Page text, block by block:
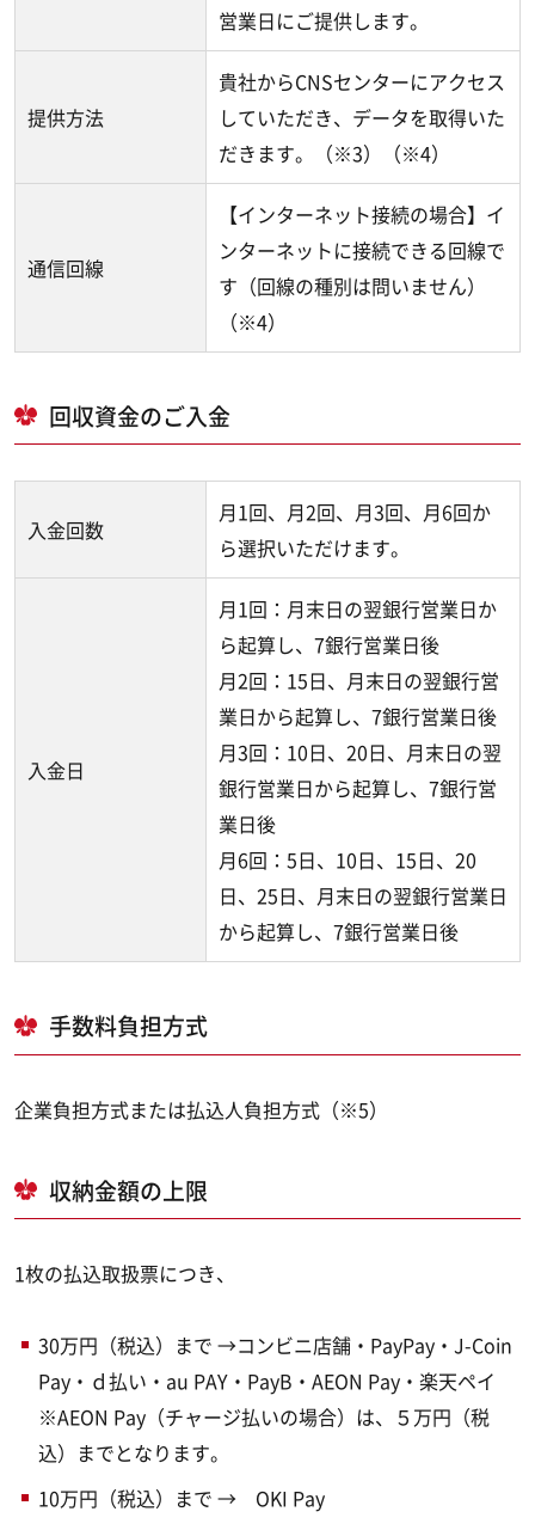
営業日にご提供します。
提供方法
貴社からCNSセンターにアクセス
していただき、データを取得いた
だきます。（※3）（※4）
通信回線
【インターネット接続の場合】イ
ンターネットに接続できる回線で
す（回線の種別は問いません）
（※4）
回収資金のご入金
入金回数
月1回、月2回、月3回、月6回か
ら選択いただけます。
入金日
月1回：月末日の翌銀行営業日か
ら起算し、7銀行営業日後
月2回：15日、月末日の翌銀行営
業日から起算し、7銀行営業日後
月3回：10日、20日、月末日の翌
銀行営業日から起算し、7銀行営
業日後
月6回：5日、10日、15日、20
日、25日、月末日の翌銀行営業日
から起算し、7銀行営業日後
手数料負担方式
企業負担方式または払込人負担方式（※5）
収納金額の上限
1枚の払込取扱票につき、
30万円（税込）まで →コンビニ店舗・PayPay・J-Coin
Pay・ｄ払い・au PAY・PayB・AEON Pay・楽天ペイ
※AEON Pay（チャージ払いの場合）は、５万円（税
込）までとなります。
10万円（税込）まで → OKI Pay